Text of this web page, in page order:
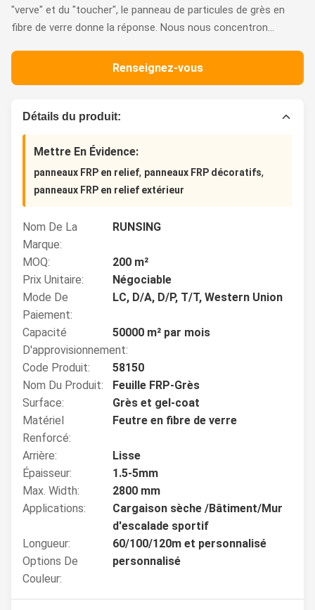
"verve" et du "toucher", le panneau de particules de grès en
fibre de verre donne la réponse. Nous nous concentron...
Renseignez-vous
Détails du produit:
Mettre En Évidence:
panneaux FRP en relief, panneaux FRP décoratifs,
panneaux FRP en relief extérieur
Nom De La
Marque:
RUNSING
MOQ:
200 m²
Prix Unitaire:
Négociable
Mode De
Paiement:
LC, D/A, D/P, T/T, Western Union
Capacité
D'approvisionnement:
50000 m² par mois
Code Produit:
58150
Nom Du Produit:
Feuille FRP-Grès
Surface:
Grès et gel-coat
Matériel
Renforcé:
Feutre en fibre de verre
Arrière:
Lisse
Épaisseur:
1.5-5mm
Max. Width:
2800 mm
Applications:
Cargaison sèche /Bâtiment/Mur
d'escalade sportif
Longueur:
60/100/120m et personnalisé
Options De
Couleur:
personnalisé